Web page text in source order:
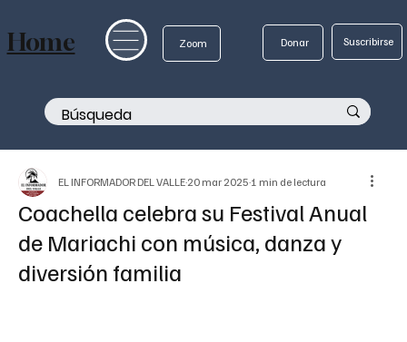
Zoom Donar Suscribirse
Home
Coachella celebra su Festival Anual
de Mariachi con música, danza y
diversión familia
EL INFORMADOR DEL VALLE 20 mar 2025 1 min de lectura